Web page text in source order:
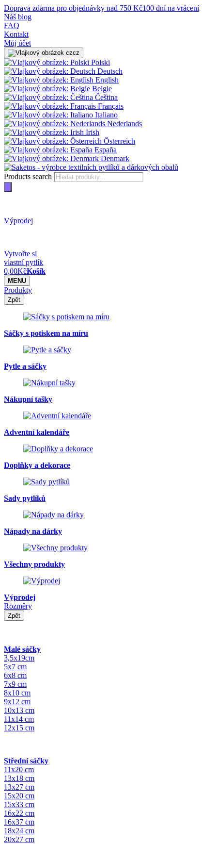
Doprava zdarma pro objednávky nad 750 Kč100 dní na vrácení
Náš blog
FAQ
Kontakt
Můj účet
cz
Polski
Deutsch
English
Belgie
Čeština
Français
Italiano
Nederlands
Irish
Österreich
España
Denmark
Products search
Výprodej
Vytvořte si
vlastní pytlík
0,00KčKošík
MENU
Produkty
Zpět
Sáčky s potiskem na míru
Pytle a sáčky
Nákupní tašky
Adventní kalendáře
Doplňky a dekorace
Sady pytlíků
Nápady na dárky
Všechny produkty
Výprodej
Rozměry
Zpět
Malé sáčky
3,5x19cm
5x7 cm
6x8 cm
7x9 cm
8x10 cm
9x12 cm
10x13 cm
11x14 cm
12x15 cm
Střední sáčky
11x20 cm
13x18 cm
13x27 cm
15x20 cm
15x33 cm
16x22 cm
16x37 cm
18x24 cm
20x27 cm